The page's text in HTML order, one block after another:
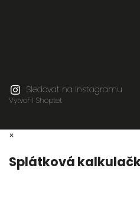
Sledovat na Instagramu
Vytvořil Shoptet
×
Splátková